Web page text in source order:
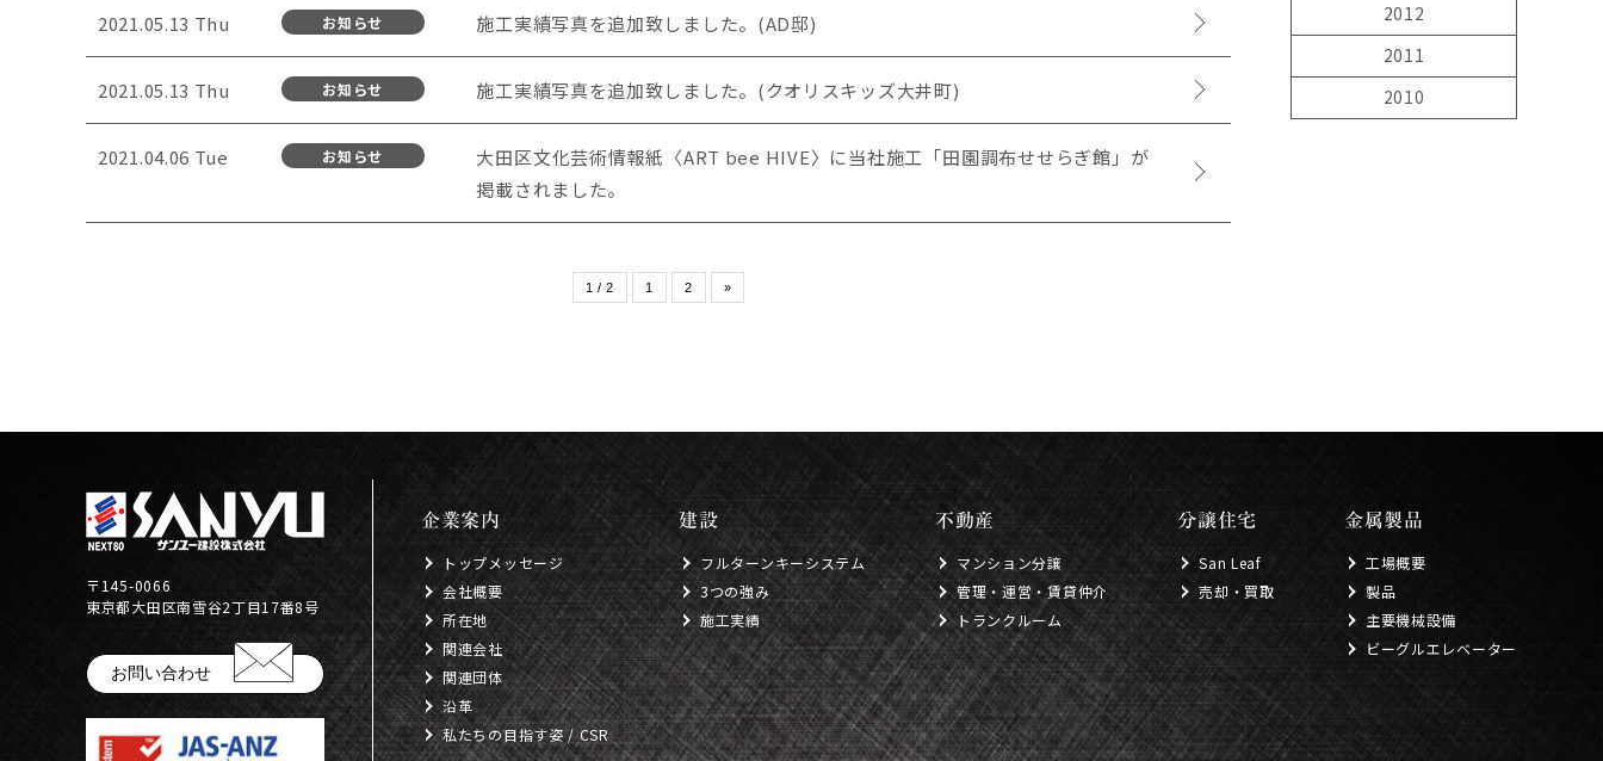
2021.05.13 Thu お知らせ 施工実績写真を追加致しました。(AD邸)
2021.05.13 Thu お知らせ 施工実績写真を追加致しました。(クオリスキッズ大井町)
2021.04.06 Tue お知らせ 大田区文化芸術情報紙〈ART bee HIVE〉に当社施工「田園調布せせらぎ館」が
掲載されました。
1 / 2 1 2 »
2012
2011
2010
〒145-0066
東京都大田区南雪谷2丁目17番8号
お問い合わせ
企業案内
トップメッセージ
会社概要
所在地
関連会社
関連団体
沿革
私たちの目指す姿 / CSR
建設
フルターンキーシステム
3つの強み
施工実績
不動産
マンション分譲
管理・運営・賃貸仲介
トランクルーム
分譲住宅
San Leaf
売却・買取
金属製品
工場概要
製品
主要機械設備
ビーグルエレベーター